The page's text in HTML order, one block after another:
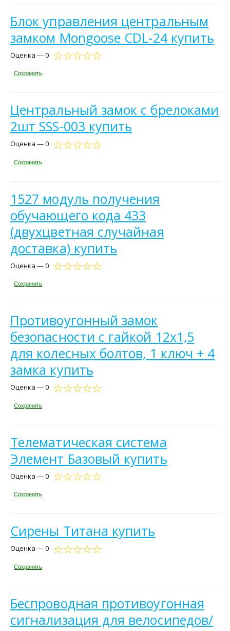
Блок управления центральным
замком Mongoose CDL-24 купить
Оценка — 0
Сохранить
Центральный замок с брелоками
2шт SSS-003 купить
Оценка — 0
Сохранить
1527 модуль получения
обучающего кода 433
(двухцветная случайная
доставка) купить
Оценка — 0
Сохранить
Противоугонный замок
безопасности с гайкой 12x1,5
для колесных болтов, 1 ключ + 4
замка купить
Оценка — 0
Сохранить
Телематическая система
Элемент Базовый купить
Оценка — 0
Сохранить
Сирены Титана купить
Оценка — 0
Сохранить
Беспроводная противоугонная
сигнализация для велосипедов/